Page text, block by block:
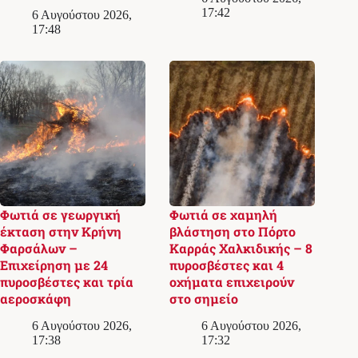
6 Αυγούστου 2026,
17:48
17:42
Φωτιά σε γεωργική
έκταση στην Κρήνη
Φαρσάλων –
Επιχείρηση με 24
πυροσβέστες και τρία
αεροσκάφη
6 Αυγούστου 2026,
17:38
Φωτιά σε χαμηλή
βλάστηση στο Πόρτο
Καρράς Χαλκιδικής – 8
πυροσβέστες και 4
οχήματα επιχειρούν
στο σημείο
6 Αυγούστου 2026,
17:32